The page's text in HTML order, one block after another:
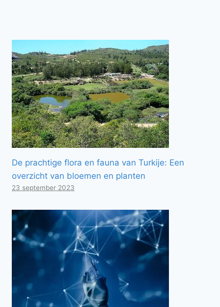
De prachtige flora en fauna van Turkije: Een
overzicht van bloemen en planten
23 september 2023